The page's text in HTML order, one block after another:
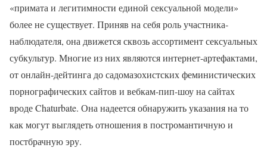
«примата и легитимности единой сексуальной модели»
более не существует. Приняв на себя роль участника-
наблюдателя, она движется сквозь ассортимент сексуальных
субкультур. Многие из них являются интернет-артефактами,
от онлайн-дейтинга до садомазохистских феминистических
порнографических сайтов и вебкам-пип-шоу на сайтах
вроде Chaturbate. Она надеется обнаружить указания на то
как могут выглядеть отношения в постромантичную и
постбрачную эру.